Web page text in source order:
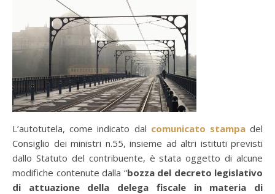
L’autotutela, come indicato dal comunicato stampa del
Consiglio dei ministri n.55, insieme ad altri istituti previsti
dallo Statuto del contribuente, è stata oggetto di alcune
modifiche contenute dalla “bozza del decreto legislativo
di attuazione della delega fiscale in materia di